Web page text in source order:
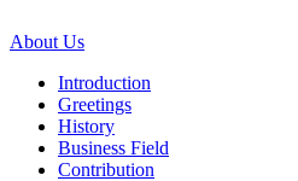
About Us
Introduction
Greetings
History
Business Field
Contribution